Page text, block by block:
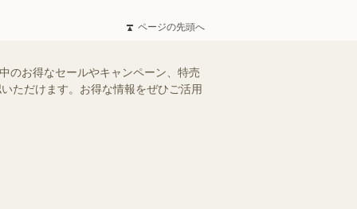
ページの先頭へ
のお得なセールやキャンペーン、特売
ただけます。お得な情報をぜひご活用